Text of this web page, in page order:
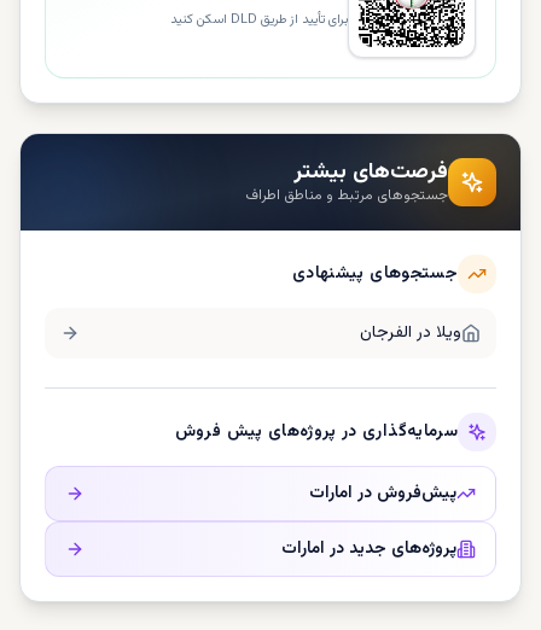
برای تأیید از طریق DLD اسکن کنید
فرصت‌های بیشتر
جستجوهای مرتبط و مناطق اطراف
جستجوهای پیشنهادی
ویلا در الفرجان
سرمایه‌گذاری در پروژه‌های پیش فروش
پیش‌فروش در امارات
پروژه‌های جدید در امارات